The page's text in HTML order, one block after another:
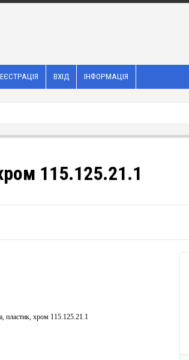
ВХІД ІНФОРМАЦІЯ
115.125.21.1
пластик, хром 115.125.21.1